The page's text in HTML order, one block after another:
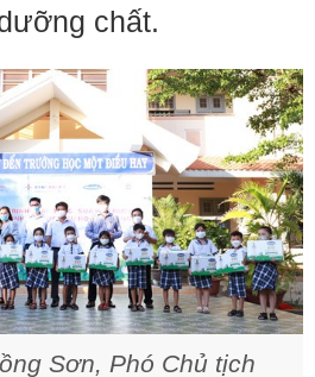
chất.
Sơn, Phó Chủ tịch